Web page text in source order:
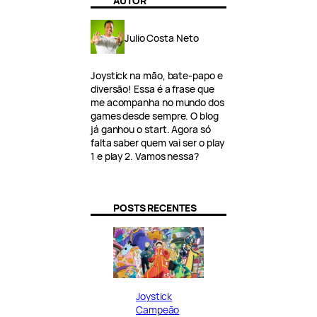
Julio Costa Neto
Joystick na mão, bate-papo e
diversão! Essa é a frase que
me acompanha no mundo dos
games desde sempre. O blog
já ganhou o start. Agora só
falta saber quem vai ser o play
1 e play 2. Vamos nessa?
POSTS RECENTES
Joystick
Campeão